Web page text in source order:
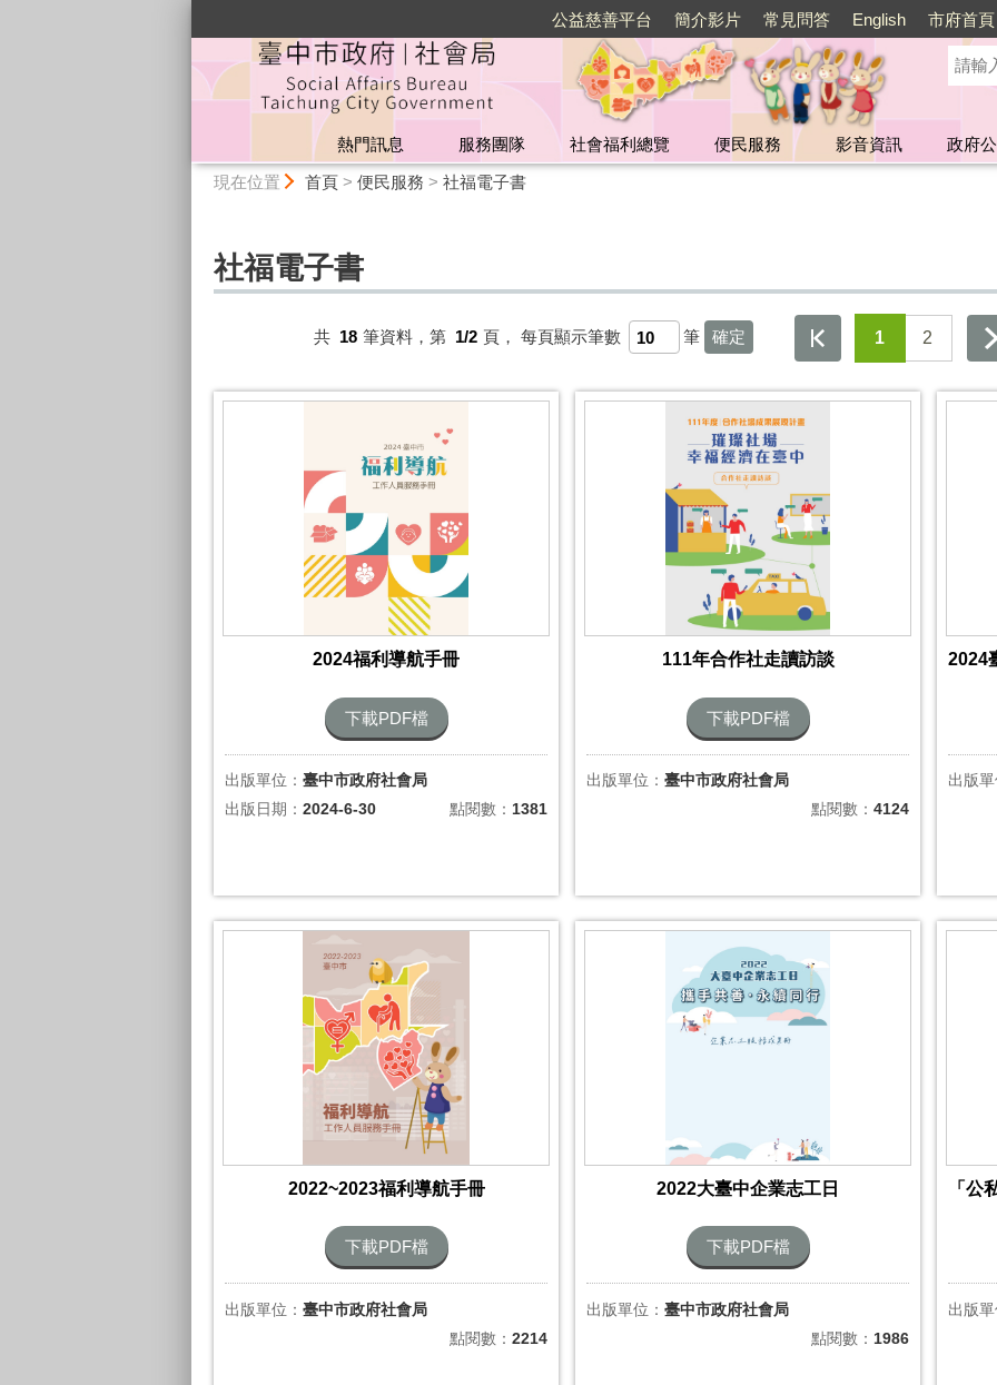
公益慈善平台 簡介影片 常見問答 English 市府首頁
熱門訊息 服務團隊 社會福利總覽 便民服務 影音資訊
政府
現在位置 首頁> 便民服務 > 社福電子書
社福電子書
共 18 筆資料，第 1/2 頁， 每頁顯示筆數 筆 1 2
2024福利導航手冊
下載PDF檔
出版單位： 臺中市政府社會局
出版日期： 2024-6-30 點閱數： 1381
111年合作社走讀訪談
下載PDF檔
出版單位： 臺中市政府社會局
點閱數： 4124
出版
2022~2023福利導航手冊
下載PDF檔
出版單位： 臺中市政府社會局
點閱數： 2214
2022大臺中企業志工日
下載PDF檔
出版單位： 臺中市政府社會局
點閱數： 1986
出版